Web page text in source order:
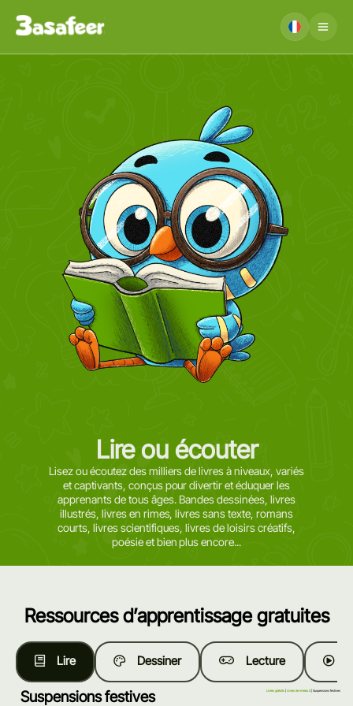
Lire ou écouter
Lisez ou écoutez des milliers de livres à niveaux, variés
et captivants, conçus pour divertir et éduquer les
apprenants de tous âges. Bandes dessinées, livres
illustrés, livres en rimes, livres sans texte, romans
courts, livres scientifiques, livres de loisirs créatifs,
poésie et bien plus encore...
Ressources d’apprentissage gratuites
Lire Dessiner Lecture
Suspensions festives Livres gratuits Livres de niveau 4 | Suspensions festives